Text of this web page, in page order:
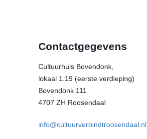
Contactgegevens
Cultuurhuis Bovendonk,
lokaal 1.19 (eerste verdieping)
Bovendonk 111
4707 ZH Roosendaal
info@cultuurverbindtroosendaal.nl